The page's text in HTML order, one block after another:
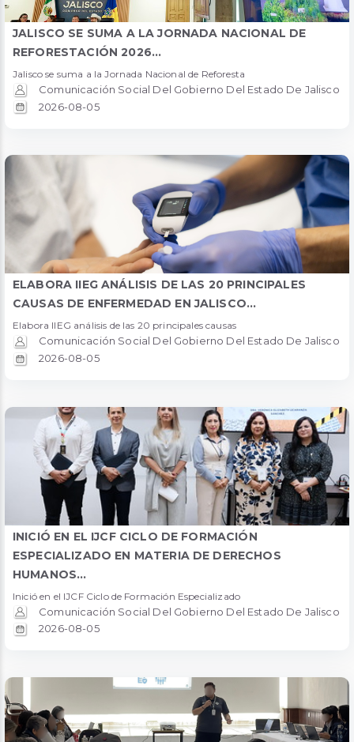
JALISCO SE SUMA A LA JORNADA NACIONAL DE
REFORESTACIÓN 2026...
Jalisco se suma a la Jornada Nacional de Reforesta
Comunicación Social Del Gobierno Del Estado De Jalisco
2026-08-05
ELABORA IIEG ANÁLISIS DE LAS 20 PRINCIPALES
CAUSAS DE ENFERMEDAD EN JALISCO...
Elabora IIEG análisis de las 20 principales causas
Comunicación Social Del Gobierno Del Estado De Jalisco
2026-08-05
INICIÓ EN EL IJCF CICLO DE FORMACIÓN
ESPECIALIZADO EN MATERIA DE DERECHOS
HUMANOS...
Inició en el IJCF Ciclo de Formación Especializado
Comunicación Social Del Gobierno Del Estado De Jalisco
2026-08-05